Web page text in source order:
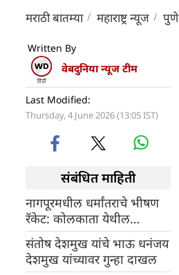
मराठी बातम्या महाराष्ट्र न्यूज पुणे
Written By
वेबदुनिया न्यूज टीम
Last Modified:
Thursday, 4 June 2026 (13:05 IST)
संबंधित माहिती
नागपूरमधील धर्मांतराचे भीषण
रॅकेट: कोलकाता येथील
महिलेला ओलीस ठेवून मारहाण,
सहा आरोपींविरुद्ध गुन्हा दाखल
संतोष देशमुख यांचे भाऊ धनंजय
देशमुख यांच्यावर गुन्हा दाखल